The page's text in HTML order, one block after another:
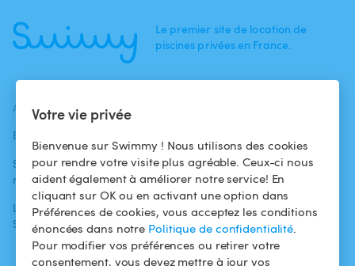
Votre vie privée
Bienvenue sur Swimmy ! Nous utilisons des cookies
pour rendre votre visite plus agréable. Ceux-ci nous
aident également à améliorer notre service! En
cliquant sur OK ou en activant une option dans
Préférences de cookies, vous acceptez les conditions
énoncées dans notre Politique de confidentialité.
Pour modifier vos préférences ou retirer votre
consentement, vous devez mettre à jour vos
Le premier site de location de
piscines privées en France.
ACTUALITÉS
Blog
Swimmy dans les
médias
L'aventure
Swimmy
baigneurs
Pour les
propriétaires
Louer ma piscine
Comment ça
Conditions
d'utilisation
Politique de
confidentialité
Mentions légales